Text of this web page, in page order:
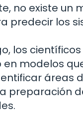
no existe un
predecir los
los
modelos
áreas
preparación